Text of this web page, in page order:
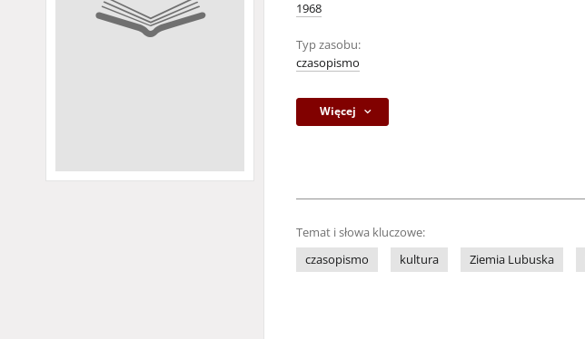
1968
Typ zasobu:
czasopismo
Więcej
Temat i słowa kluczowe:
czasopismo
kultura Ziemia Lubuska